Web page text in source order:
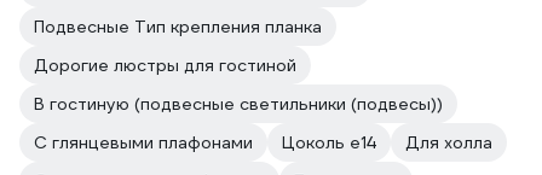
Подвесные Тип крепления планка
Дорогие люстры для гостиной
В гостиную (подвесные светильники (подвесы))
С глянцевыми плафонами
Цоколь e14
Для холла